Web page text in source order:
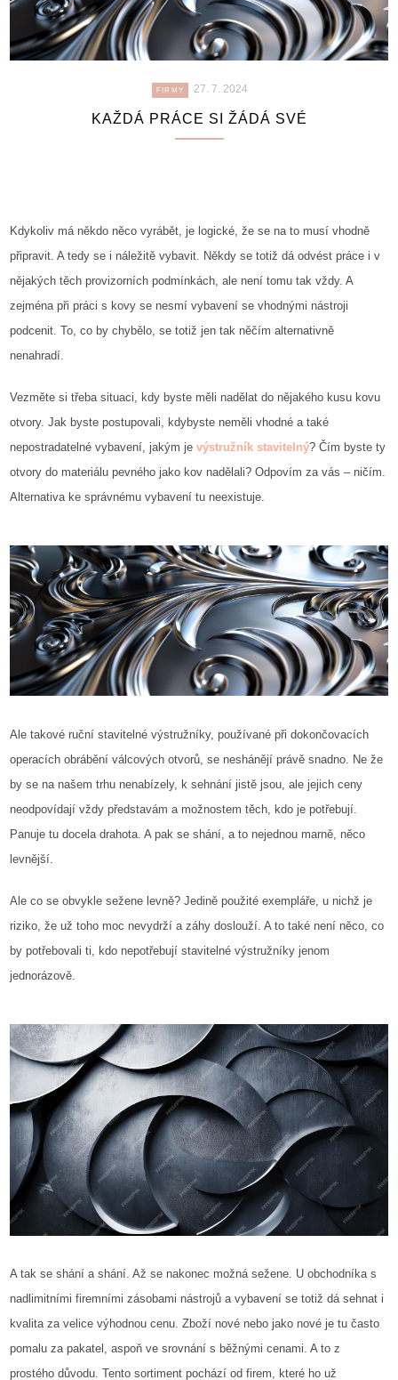
FIRMY 27. 7. 2024
KAŽDÁ PRÁCE SI ŽÁDÁ SVÉ
Kdykoliv má někdo něco vyrábět, je logické, že se na to musí vhodně
připravit. A tedy se i náležitě vybavit. Někdy se totiž dá odvést práce i v
nějakých těch provizorních podmínkách, ale není tomu tak vždy. A
zejména při práci s kovy se nesmí vybavení se vhodnými nástroji
podcenit. To, co by chybělo, se totiž jen tak něčím alternativně
nenahradí.
Vezměte si třeba situaci, kdy byste měli nadělat do nějakého kusu kovu
otvory. Jak byste postupovali, kdybyste neměli vhodné a také
nepostradatelné vybavení, jakým jevýstružník stavitelný? Čím byste ty
otvory do materiálu pevného jako kov nadělali? Odpovím za vás – ničím.
Alternativa ke správnému vybavení tu neexistuje.
Ale takové ruční stavitelné výstružníky, používané při dokončovacích
operacích obrábění válcových otvorů, se neshánějí právě snadno. Ne že
by se na našem trhu nenabízely, k sehnání jistě jsou, ale jejich ceny
neodpovídají vždy představám a možnostem těch, kdo je potřebují.
Panuje tu docela drahota. A pak se shání, a to nejednou marně, něco
levnější.
Ale co se obvykle sežene levně? Jedině použité exempláře, u nichž je
riziko, že už toho moc nevydrží a záhy doslouží. A to také není něco, co
by potřebovali ti, kdo nepotřebují stavitelné výstružníky jenom
jednorázově.
A tak se shání a shání. Až se nakonec možná sežene. U obchodníka s
nadlimitními firemními zásobami nástrojů a vybavení se totiž dá sehnat i
kvalita za velice výhodnou cenu. Zboží nové nebo jako nové je tu často
pomalu za pakatel, aspoň ve srovnání s běžnými cenami. A to z
prostého důvodu. Tento sortiment pochází od firem, které ho už